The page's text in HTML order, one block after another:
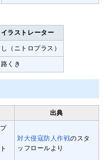
イラストレーター
（ニトロプラス）
くき
出典
対大侵寇防人作戦のスタ
ッフロールより